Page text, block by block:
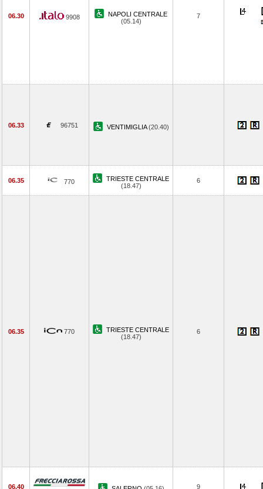
06.30 9908
NAPOLI CENTRALE
(05.14)
7
06.33 96751 VENTIMIGLIA(20.40)
06.35 770
TRIESTE CENTRALE
(18.47)
6
06.35 770
TRIESTE CENTRALE
(18.47)
6
06.40 9